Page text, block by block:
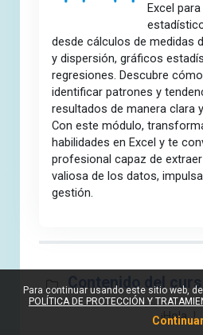
Excel
desde cálculos de medidas
y dispersión, gráficos
regresiones. Descubre
identificar patrones y
resultados de manera clara
Con este módulo,
habilidades en Excel y te
profesional capaz de
valiosa de los datos,
gestión.
Sección fuera de
Contenido del
¡Hola !
Para continuar usando este sitio web,
POLÍTICA DE PROTECCIÓN Y
Continuar